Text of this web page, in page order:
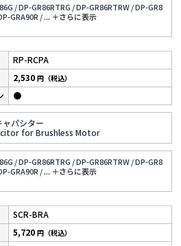
/DP-GR86RTRG /DP-GR86RTRW /DP-GR8
GRA90R /... ＋さらに表⽰
RP-RCPA
ャパシター
for Brushless Motor
2,530円（税込）
●
/DP-GR86RTRG /DP-GR86RTRW /DP-GR8
GRA90R /... ＋さらに表⽰
SCR-BRA
5,720円（税込）